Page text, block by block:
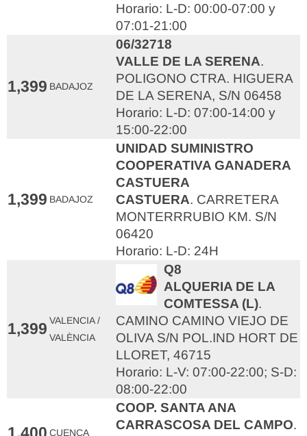
Horario: L-D: 00:00-07:00 y
07:01-21:00
1,399 BADAJOZ
06/32718
VALLE DE LA SERENA.
POLIGONO CTRA. HIGUERA
DE LA SERENA, S/N 06458
Horario: L-D: 07:00-14:00 y
15:00-22:00
1,399 BADAJOZ
UNIDAD SUMINISTRO
COOPERATIVA GANADERA
CASTUERA
CASTUERA. CARRETERA
MONTERRRUBIO KM. S/N
06420
Horario: L-D: 24H
1,399 VALENCIA /
VALÈNCIA
Q8
ALQUERIA DE LA
COMTESSA (L).
CAMINO CAMINO VIEJO DE
OLIVA S/N POL.IND HORT DE
LLORET, 46715
Horario: L-V: 07:00-22:00; S-D:
08:00-22:00
CUENCA
COOP. SANTA ANA
CARRASCOSA DEL CAMPO.